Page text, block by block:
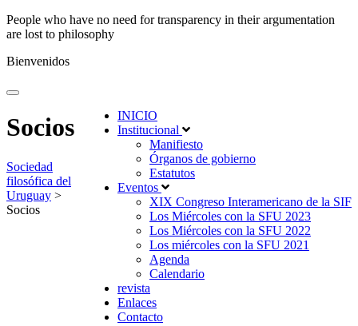
People who have no need for transparency in their argumentation
are lost to philosophy
Bienvenidos
INICIO
Institucional
Manifiesto
Órganos de gobierno
Estatutos
Eventos
XIX Congreso Interamericano de la SIF
Los Miércoles con la SFU 2023
Los Miércoles con la SFU 2022
Los miércoles con la SFU 2021
Agenda
Calendario
revista
Enlaces
Contacto
Socios
Sociedad
filosófica del
Uruguay >
Socios